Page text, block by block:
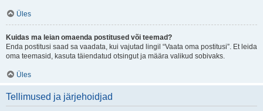
Üles
Kuidas ma leian omaenda postitused või teemad?
Enda postitusi saad sa vaadata, kui vajutad lingil “Vaata oma postitusi”. Et leida
oma teemasid, kasuta täiendatud otsingut ja määra valikud sobivaks.
Üles
Tellimused ja järjehoidjad